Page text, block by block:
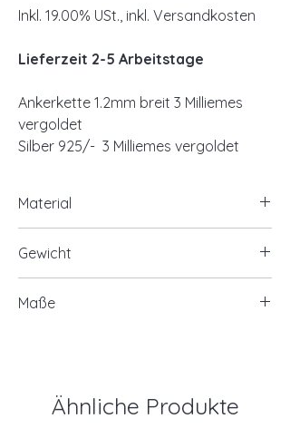
Inkl. 19.00% USt., inkl. Versandkosten
Lieferzeit 2-5 Arbeitstage
Ankerkette 1.2mm breit 3 Milliemes
vergoldet
Silber 925/- 3 Milliemes vergoldet
Material
Gewicht
Maße
Ähnliche Produkte